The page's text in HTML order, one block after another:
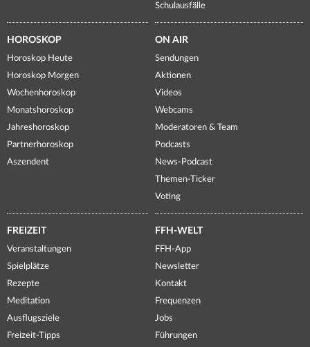
Schulausfälle
HOROSKOP
Horoskop Heute
Horoskop Morgen
Wochenhoroskop
Monatshoroskop
Jahreshoroskop
Partnerhoroskop
Aszendent
ON AIR
Sendungen
Aktionen
Videos
Webcams
Moderatoren & Team
Podcasts
News-Podcast
Themen-Ticker
Voting
FREIZEIT
Veranstaltungen
Spielplätze
Rezepte
Meditation
Ausflugsziele
Freizeit-Tipps
FFH-WELT
FFH-App
Newsletter
Kontakt
Frequenzen
Jobs
Führungen